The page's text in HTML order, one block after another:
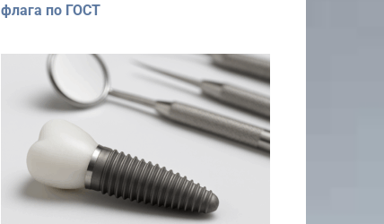
флага по ГОСТ